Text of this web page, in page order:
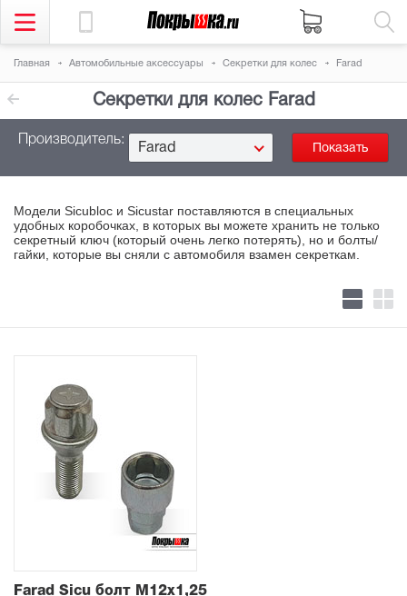
Главная Автомобильные аксессуары Секретки для колес Farad
Секретки для колес Farad
Производитель:
Farad
Модели Sicubloc и Sicustar поставляются в специальных
удобных коробочках, в которых вы можете хранить не только
секретный ключ (который очень легко потерять), но и болты/
гайки, которые вы сняли с автомобиля взамен секреткам.
Farad Sicu болт М12x1,25